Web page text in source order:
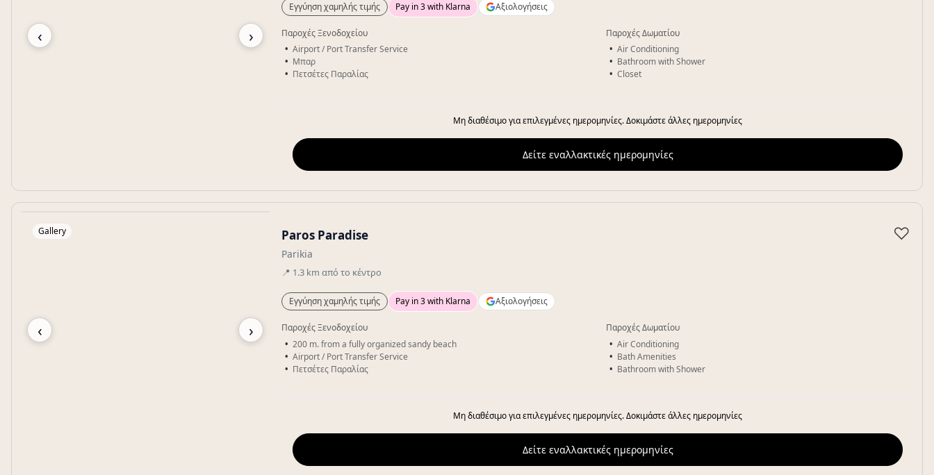
‹ ›
Εγγύηση χαμηλής τιμής Pay in 3 with Klarna Αξιολογήσεις
Παροχές Ξενοδοχείου
Airport / Port Transfer Service
Μπαρ
Πετσέτες Παραλίας
Παροχές Δωματίου
Air Conditioning
Bathroom with Shower
Closet
Μη διαθέσιμο για επιλεγμένες ημερομηνίες. Δοκιμάστε άλλες ημερομηνίες
Δείτε εναλλακτικές ημερομηνίες
‹ ›
Gallery Paros Paradise
Parikia
📍 1.3 km από το κέντρο
♡
Εγγύηση χαμηλής τιμής Pay in 3 with Klarna Αξιολογήσεις
Παροχές Ξενοδοχείου
200 m. from a fully organized sandy beach
Airport / Port Transfer Service
Πετσέτες Παραλίας
Παροχές Δωματίου
Air Conditioning
Bath Amenities
Bathroom with Shower
Μη διαθέσιμο για επιλεγμένες ημερομηνίες. Δοκιμάστε άλλες ημερομηνίες
Δείτε εναλλακτικές ημερομηνίες